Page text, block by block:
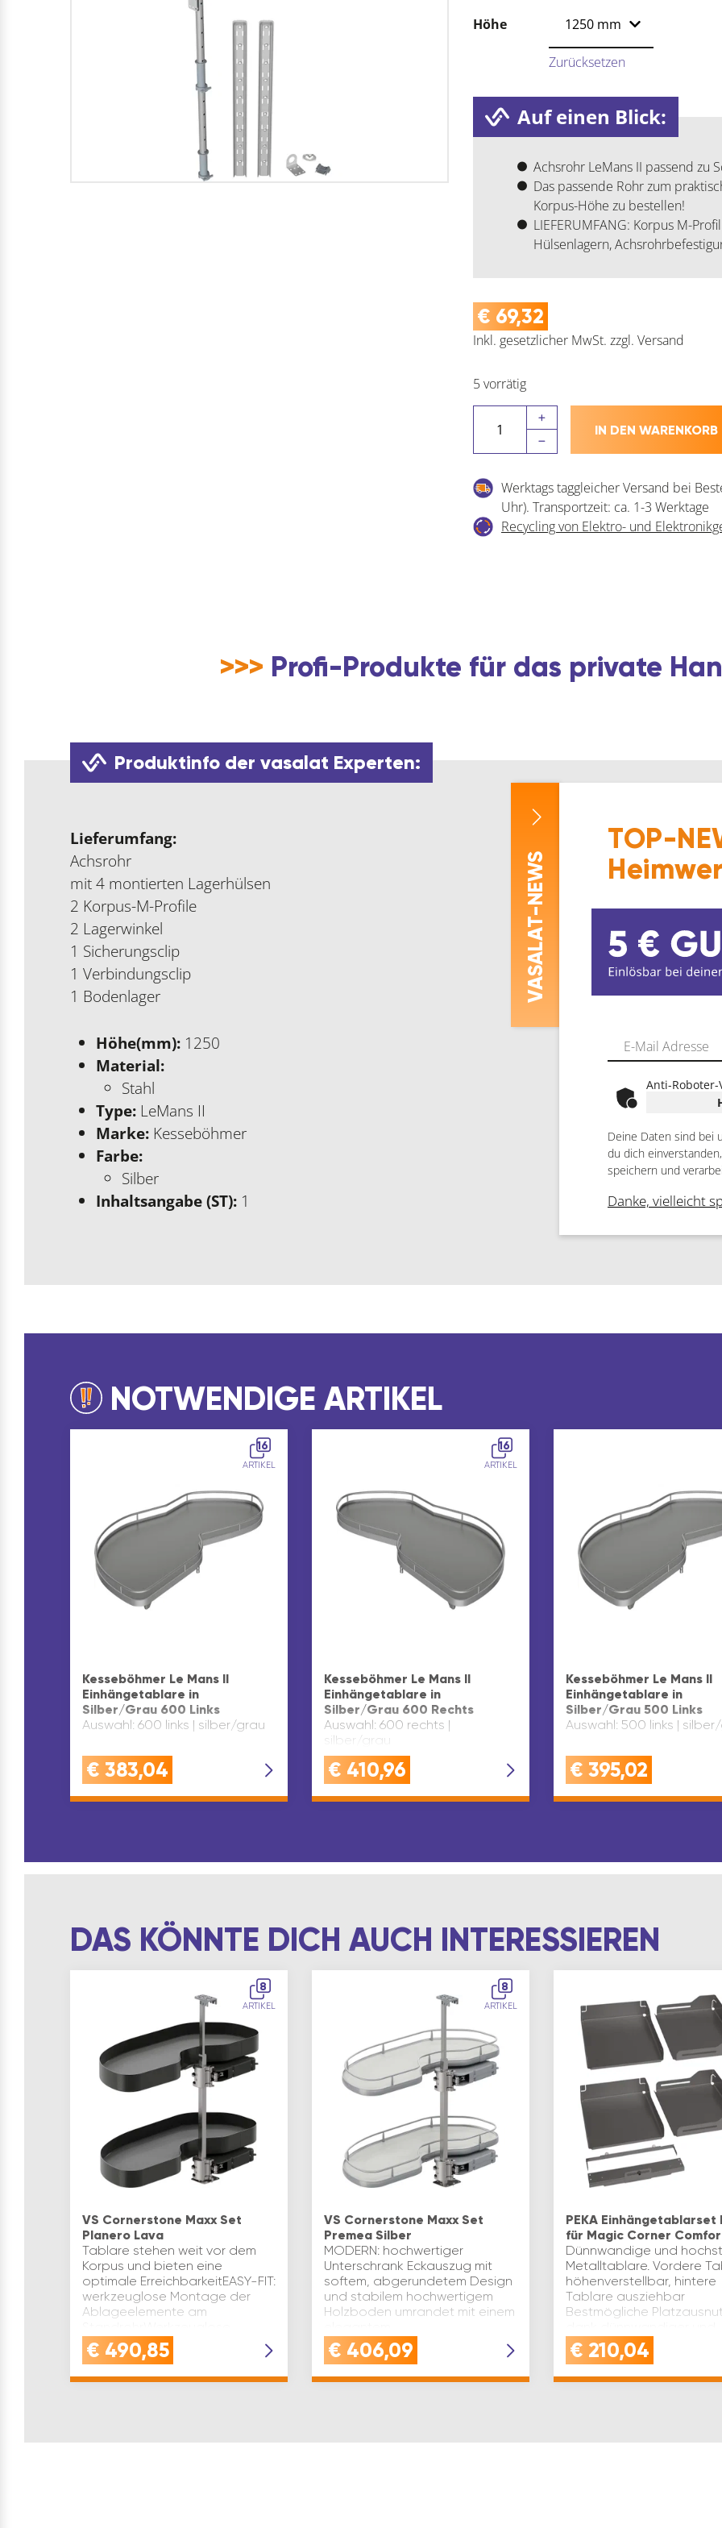
Höhe
Zurücksetzen
Auf einen Blick:
Achsrohr LeMans II passend zu
Das passende Rohr zum
Korpus-Höhe zu bestellen!
LIEFERUMFANG: Korpus M-
Hülsenlagern,
€ 69,32
Inkl. gesetzlicher MwSt. zzgl. Versand
5 vorrätig
Achsrohr
IN DEN WARENKORB
Werktags taggleicher Versand bei
Uhr). Transportzeit: ca. 1-3 Werktage
Recycling von Elektro- und
>>> Profi-Produkte für das private
Produktinfo der vasalat Experten:
Lieferumfang:
Achsrohr
mit 4 montierten Lagerhülsen
2 Korpus-M-Profile
2 Lagerwinkel
1 Sicherungsclip
1 Verbindungsclip
1 Bodenlager
Höhe(mm): 1250
Material:
Stahl
Type: LeMans II
Marke: Kesseböhmer
Farbe:
Silber
Inhaltsangabe (ST): 1
NOTWENDIGE ARTIKEL
16
ARTIKEL
Kesseböhmer Le Mans II
Einhängetablare in
Silber/Grau 600 Links
Auswahl: 600 links | silber/grau
€ 383,04
16
ARTIKEL
Kesseböhmer Le Mans II
Einhängetablare in
Silber/Grau 600 Rechts
Auswahl: 600 rechts |
silber/grau
€ 410,96
Kesseböhmer Le Mans II
Einhängetablare in
Silber/Grau 500 Links
Auswahl: 500 links |
€ 395,02
DAS KÖNNTE DICH AUCH INTERESSIEREN
8
ARTIKEL
VS Cornerstone Maxx Set
Planero Lava
Tablare stehen weit vor dem
Korpus und bieten eine
optimale ErreichbarkeitEASY-FIT:
werkzeuglose Montage der
Ablageelemente am
Höhenverstellung der Böden |
Tablare lassen sich…
€ 490,85
8
ARTIKEL
VS Cornerstone Maxx Set
Premea Silber
MODERN: hochwertiger
Unterschrank Eckauszug mit
softem, abgerundetem Design
und stabilem hochwertigem
Holzboden umrandet mit einem
DrahtrelingFUNKTION:
Schwenkauszug mit integrierter
€ 406,09
PEKA Einhängetablarset
für Magic Corner
Dünnwandige und
Metalltablare. Vordere
höhenverstellbar, hintere
Tablare ausziehbar
Bestmögliche
trotzdem hochstabiler
Metalltablare Leicht…
€ 210,04
V
ASALAT
-NEWS
TOP-
Anti-
Deine Daten sind bei
du dich
speichern und
Danke, vielleicht